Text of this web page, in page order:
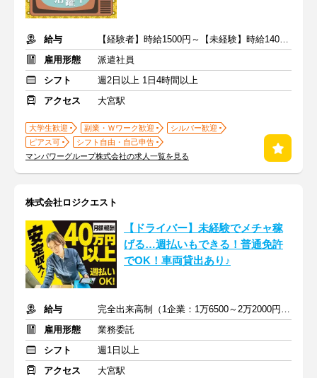
給与
【経験者】時給1500円～【未経験】時給1400円～ ※交通費全額
雇用形態
派遣社員
シフト
週2日以上 1日4時間以上
アクセス
大宮駅
大学生歓迎 副業・Ｗワーク歓迎
シルバー歓迎
ピアス可
シフト自由・自己申告
マンパワーグループ株式会社の求人一覧を見る
株式会社ロジクエスト
【ドライバー】未経験でメチャ稼
げる…週払いもできる！普通免許
でOK！車両貸出あり♪
給与
完全出来高制（1企業：1万6500～2万2000円※1日あたり）
雇用形態
業務委託
シフト
週1日以上
アクセス
大宮駅